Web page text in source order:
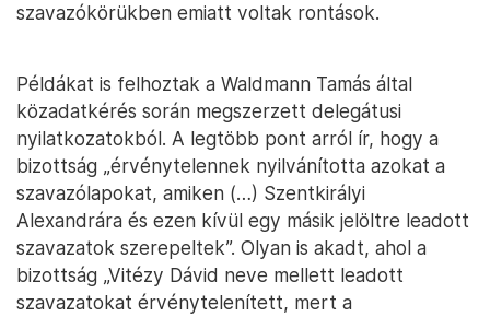
szavazókörükben emiatt voltak rontások.
Példákat is felhoztak a Waldmann Tamás által
közadatkérés során megszerzett delegátusi
nyilatkozatokból. A legtöbb pont arról ír, hogy a
bizottság „érvénytelennek nyilvánította azokat a
szavazólapokat, amiken (…) Szentkirályi
Alexandrára és ezen kívül egy másik jelöltre leadott
szavazatok szerepeltek”. Olyan is akadt, ahol a
bizottság „Vitézy Dávid neve mellett leadott
szavazatokat érvénytelenített, mert a